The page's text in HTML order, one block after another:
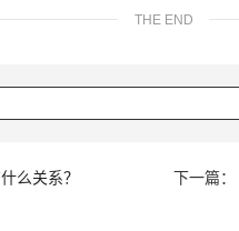
THE END
么关系？ 下一篇：